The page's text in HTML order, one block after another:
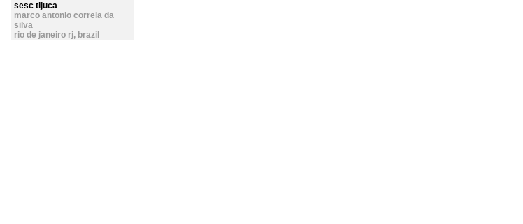
sesc tijuca
marco antonio correia da
silva
rio de janeiro rj, brazil